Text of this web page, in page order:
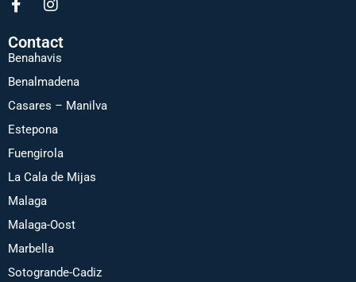
Contact
Benahavis
Benalmadena
Casares – Manilva
Estepona
Fuengirola
La Cala de Mijas
Malaga
Malaga-Oost
Marbella
Sotogrande-Cadiz